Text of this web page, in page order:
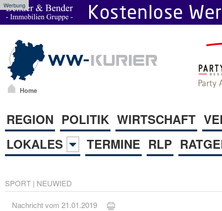
Werbung
Home
REGION POLITIK WIRTSCHAFT
LOKALES
TERMINE RLP
SPORT | NEUWIED
Nachricht vom 21.01.2019